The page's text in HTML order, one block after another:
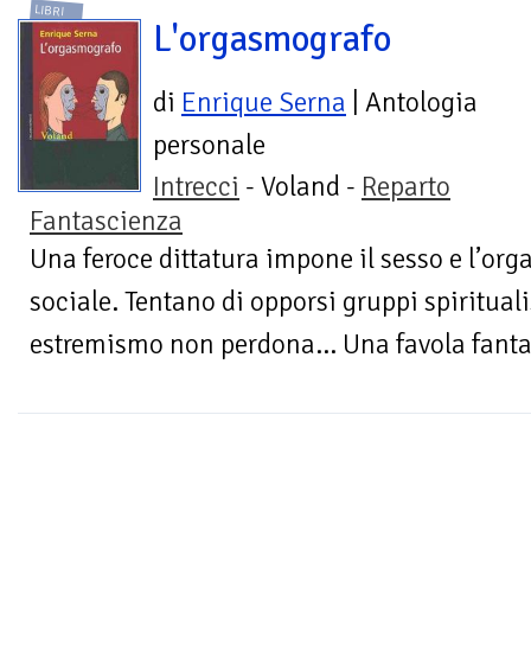
LIBRI
L'orgasmografo
di Enrique Serna | Antologia
personale
Intrecci - Voland - Reparto
Fantascienza
Una feroce dittatura impone il sesso e
sociale. Tentano di opporsi gruppi
estremismo non perdona... Una favola